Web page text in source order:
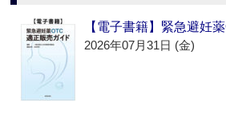
【電子書籍】緊急避妊
2026年07月31日 (金)